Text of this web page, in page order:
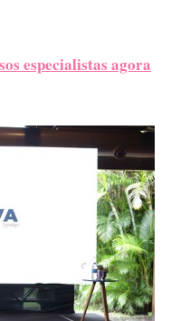
especialistas agora